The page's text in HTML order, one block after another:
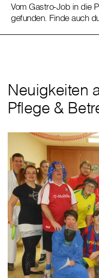
Vom Gastro-Job in die
gefunden. Finde auch
Neuigkeiten
Pflege &